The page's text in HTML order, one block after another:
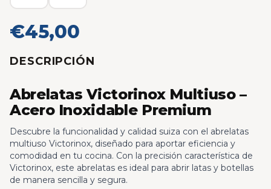
€45,00
DESCRIPCIÓN
Abrelatas Victorinox Multiuso –
Acero Inoxidable Premium
Descubre la funcionalidad y calidad suiza con el abrelatas
multiuso Victorinox, diseñado para aportar eficiencia y
comodidad en tu cocina. Con la precisión característica de
Victorinox, este abrelatas es ideal para abrir latas y botellas
de manera sencilla y segura.